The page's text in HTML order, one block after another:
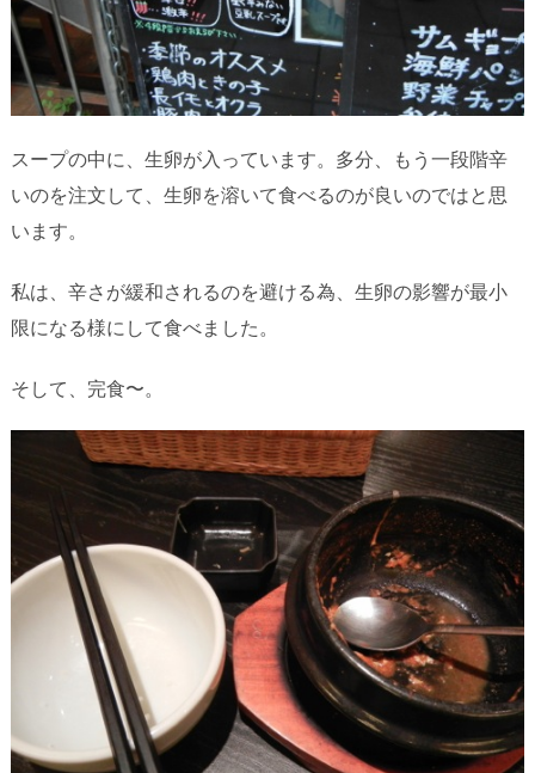
スープの中に、生卵が入っています。多分、もう一段階辛
いのを注文して、生卵を溶いて食べるのが良いのではと思
います。
私は、辛さが緩和されるのを避ける為、生卵の影響が最小
限になる様にして食べました。
そして、完食〜。